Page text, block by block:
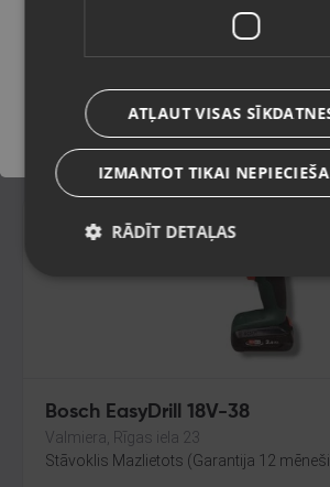
Stāvoklis Mazlietots (Garantija 12 mēneši)
150.00 €
6.82€/mēn.
Bosch EasyDrill 18V-38
Valmiera, Rīgas iela 23
Stāvoklis Mazlietots (Garantija 12
Saglabāt
ATĻAUT VISAS
IZMANTOT TIKAI
RĀDĪT DETAĻAS